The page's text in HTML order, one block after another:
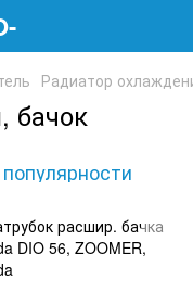
Радиатор
бачок